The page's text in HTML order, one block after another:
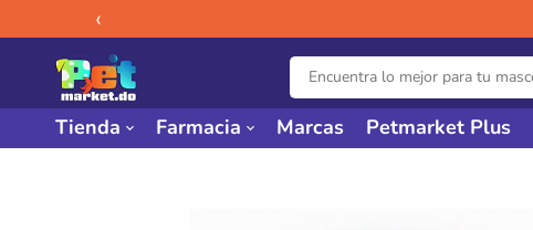
‹
Tienda Farmacia Marcas Petmarket Plus